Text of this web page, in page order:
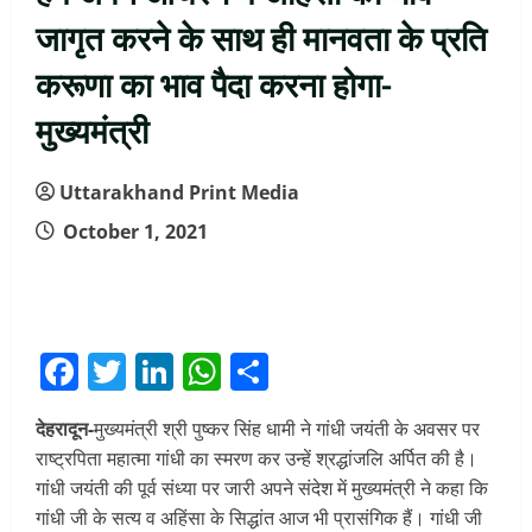
जागृत करने के साथ ही मानवता के प्रति
करूणा का भाव पैदा करना होगा-
मुख्यमंत्री
Uttarakhand Print Media
October 1, 2021
Facebook
Twitter
LinkedIn
WhatsApp
देहरादून-मुख्यमंत्री श्री पुष्कर सिंह धामी ने गांधी जयंती के अवसर पर
राष्ट्रपिता महात्मा गांधी का स्मरण कर उन्हें श्रद्धांजलि अर्पित की है।
गांधी जयंती की पूर्व संध्या पर जारी अपने संदेश में मुख्यमंत्री ने कहा कि
गांधी जी के सत्य व अहिंसा के सिद्धांत आज भी प्रासंगिक हैं। गांधी जी